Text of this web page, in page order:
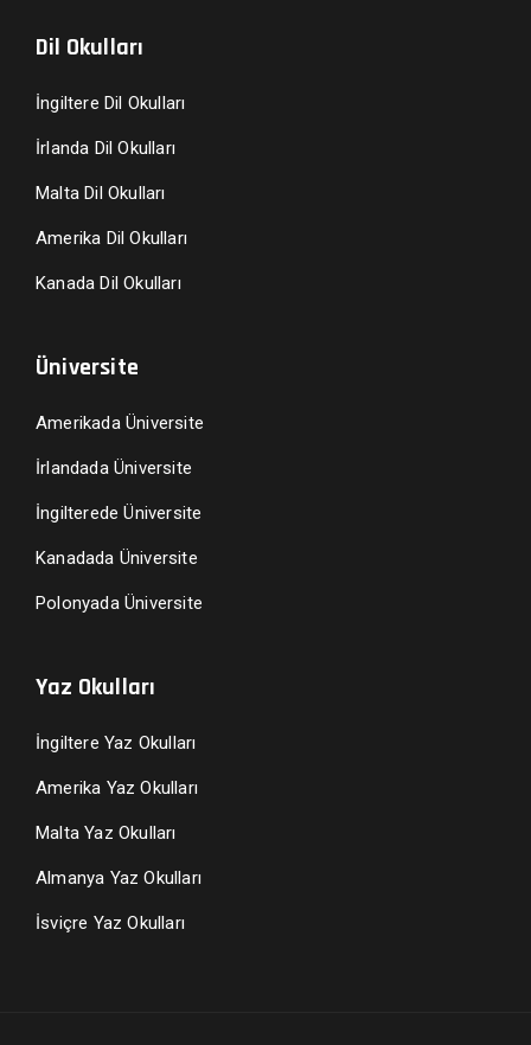
Dil Okulları
İngiltere Dil Okulları
İrlanda Dil Okulları
Malta Dil Okulları
Amerika Dil Okulları
Kanada Dil Okulları
Üniversite
Amerikada Üniversite
İrlandada Üniversite
İngilterede Üniversite
Kanadada Üniversite
Polonyada Üniversite
Yaz Okulları
İngiltere Yaz Okulları
Amerika Yaz Okulları
Malta Yaz Okulları
Almanya Yaz Okulları
İsviçre Yaz Okulları